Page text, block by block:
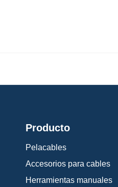
Producto
Pelacables
Accesorios para cables
Herramientas manuales